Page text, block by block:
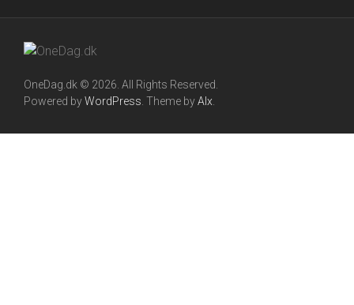
OneDag.dk © 2026. All Rights Reserved.
Powered byWordPress . Theme byAlx